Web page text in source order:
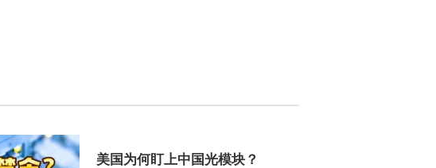
美国为何盯上中国光模块？